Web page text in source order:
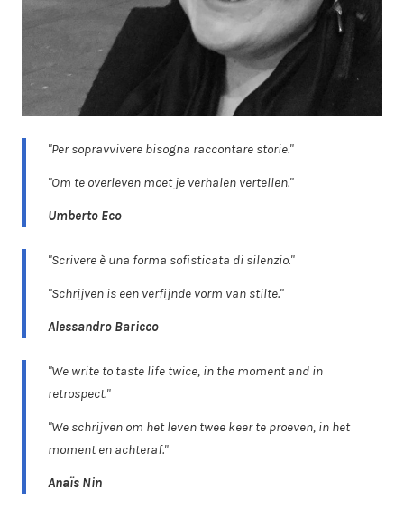
"Per sopravvivere bisogna raccontare storie."
"Om te overleven moet je verhalen vertellen."
Umberto Eco
"Scrivere è una forma sofisticata di silenzio."
"Schrijven is een verfijnde vorm van stilte."
Alessandro Baricco
"We write to taste life twice, in the moment and in
retrospect."
"We schrijven om het leven twee keer te proeven, in het
moment en achteraf."
Anaïs Nin